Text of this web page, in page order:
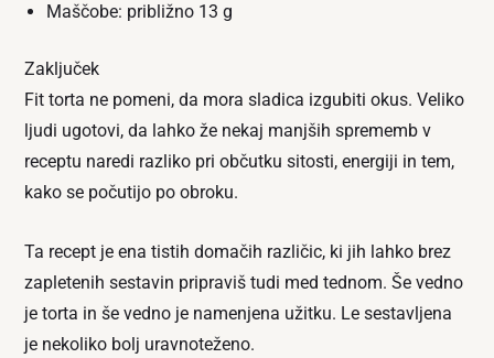
Maščobe: približno 13 g
Zaključek
Fit torta ne pomeni, da mora sladica izgubiti okus. Veliko
ljudi ugotovi, da lahko že nekaj manjših sprememb v
receptu naredi razliko pri občutku sitosti, energiji in tem,
kako se počutijo po obroku.
Ta recept je ena tistih domačih različic, ki jih lahko brez
zapletenih sestavin pripraviš tudi med tednom. Še vedno
je torta in še vedno je namenjena užitku. Le sestavljena
je nekoliko bolj uravnoteženo.